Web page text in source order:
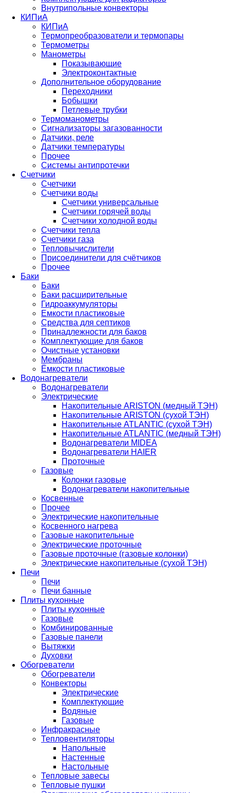
Внутрипольные конвекторы
КИПиА
КИПиА
Термопреобразователи и термопары
Термометры
Манометры
Показывающие
Электроконтактные
Дополнительное оборудование
Переходники
Бобышки
Петлевые трубки
Термоманометры
Сигнализаторы загазованности
Датчики, реле
Датчики температуры
Прочее
Системы антипротечки
Счетчики
Счетчики
Счетчики воды
Счетчики универсальные
Счетчики горячей воды
Счетчики холодной воды
Счетчики тепла
Счетчики газа
Тепловычислители
Присоединители для счётчиков
Прочее
Баки
Баки
Баки расширительные
Гидроаккумуляторы
Емкости пластиковые
Средства для септиков
Принадлежности для баков
Комплектующие для баков
Очистные установки
Мембраны
Ёмкости пластиковые
Водонагреватели
Водонагреватели
Электрические
Накопительные ARISTON (медный ТЭН)
Накопительные ARISTON (сухой ТЭН)
Накопительные ATLANTIC (сухой ТЭН)
Накопительные ATLANTIC (медный ТЭН)
Водонагреватели MIDEA
Водонагреватели HAIER
Проточные
Газовые
Колонки газовые
Водонагреватели накопительные
Косвенные
Прочее
Электрические накопительные
Косвенного нагрева
Газовые накопительные
Электрические проточные
Газовые проточные (газовые колонки)
Электрические накопительные (сухой ТЭН)
Печи
Печи
Печи банные
Плиты кухонные
Плиты кухонные
Газовые
Комбинированные
Газовые панели
Вытяжки
Духовки
Обогреватели
Обогреватели
Конвекторы
Электрические
Комплектующие
Водяные
Газовые
Инфракрасные
Тепловентиляторы
Напольные
Настенные
Настольные
Тепловые завесы
Тепловые пушки